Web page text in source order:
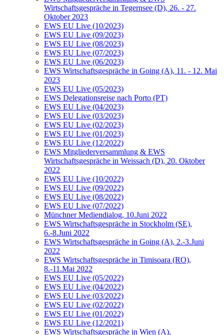
Wirtschaftsgespräche in Tegernsee (D), 26. - 27.
Oktober 2023
EWS EU Live (10/2023)
EWS EU Live (09/2023)
EWS EU Live (08/2023)
EWS EU Live (07/2023)
EWS EU Live (06/2023)
EWS Wirtschaftsgespräche in Going (A), 11. - 12. Mai
2023
EWS EU Live (05/2023)
EWS Delegationsreise nach Porto (PT)
EWS EU Live (04/2023)
EWS EU Live (03/2023)
EWS EU Live (02/2023)
EWS EU Live (01/2023)
EWS EU Live (12/2022)
EWS Mitgliederversammlung & EWS
Wirtschaftsgespräche in Weissach (D), 20. Oktober
2022
EWS EU Live (10/2022)
EWS EU Live (09/2022)
EWS EU Live (08/2022)
EWS EU Live (07/2022)
Münchner Mediendialog, 10.Juni 2022
EWS Wirtschaftsgespräche in Stockholm (SE),
6.-8.Juni 2022
EWS Wirtschaftsgespräche in Going (A), 2.-3.Juni
2022
EWS Wirtschaftsgespräche in Timisoara (RO),
8.-11.Mai 2022
EWS EU Live (05/2022)
EWS EU Live (04/2022)
EWS EU Live (03/2022)
EWS EU Live (02/2022)
EWS EU Live (01/2022)
EWS EU Live (12/2021)
EWS Wirtschaftsgespräche in Wien (A),